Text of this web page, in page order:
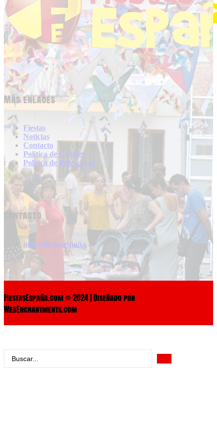
Más enlaces
Fiestas
Noticias
Contacto
Politica de Cookies
Politica de Privacidad
Contacto
info@fiestasespaña
FiestasEspaña.com © 2024 | Diseñado por
WebEnchantments.com